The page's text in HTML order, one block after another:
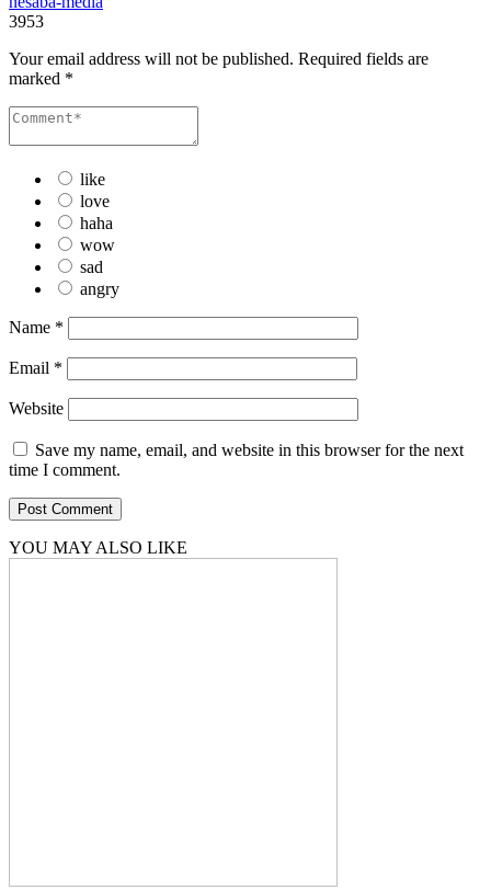
3953
Your email address will not be published. Required fields are
marked *
like
love
haha
wow
sad
angry
Name *
Email *
Website
Save my name, email, and website in this browser for the next
time I comment.
YOU MAY ALSO LIKE